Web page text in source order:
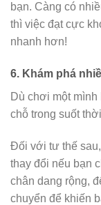
bạn. Càng có
thì việc đạt cực
nhanh hơn!
6. Khám phá
Dù chơi một
chỗ trong suốt
Đối với tư thế
thay đổi nếu bạn
chân dang rộng,
chuyển để khiến